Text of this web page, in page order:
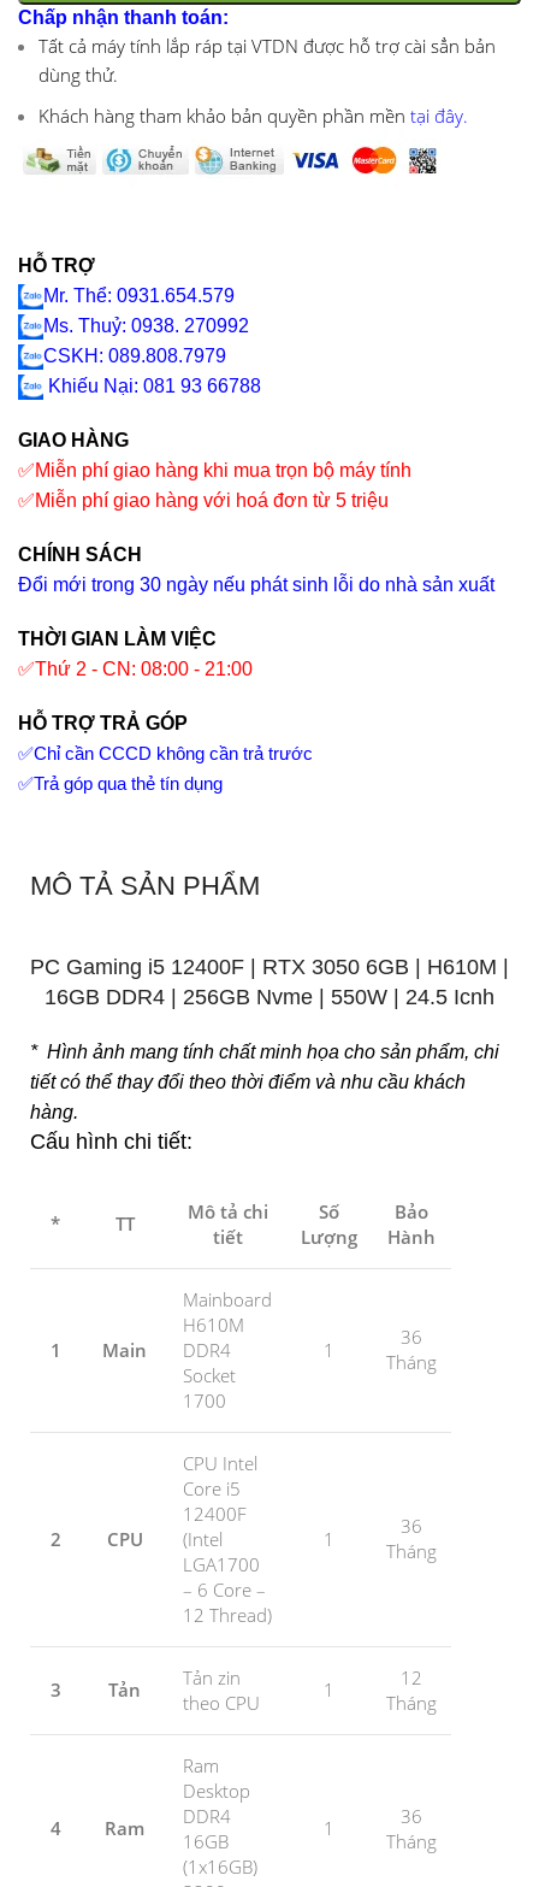
Chấp nhận thanh toán:
Tất cả máy tính lắp ráp tại VTDN được hỗ trợ cài sẳn bản
dùng thử.
Khách hàng tham khảo bản quyền phần mền tại đây.
HỖ TRỢ
Mr. Thể: 0931.654.579
Ms. Thuỷ: 0938. 270992
CSKH: 089.808.7979
Khiếu Nại: 081 93 66788
GIAO HÀNG
✅Miễn phí giao hàng khi mua trọn bộ máy tính
✅Miễn phí giao hàng với hoá đơn từ 5 triệu
CHÍNH SÁCH
Đổi mới trong 30 ngày nếu phát sinh lỗi do nhà sản xuất
THỜI GIAN LÀM VIỆC
✅Thứ 2 - CN: 08:00 - 21:00
HỖ TRỢ TRẢ GÓP
✅Chỉ cần CCCD không cần trả trước
✅Trả góp qua thẻ tín dụng
MÔ TẢ SẢN PHẨM
PC Gaming i5 12400F | RTX 3050 6GB | H610M |
16GB DDR4 | 256GB Nvme | 550W | 24.5 Icnh
* Hình ảnh mang tính chất minh họa cho sản phẩm, chi
tiết có thể thay đổi theo thời điểm và nhu cầu khách
hàng.
Cấu hình chi tiết:
* TT
Mô tả chi
tiết
Số
Lượng
Bảo
Hành
1 Main
Mainboard
H610M
DDR4
Socket
1700
1
36
Tháng
2 CPU
CPU Intel
Core i5
12400F
(Intel
LGA1700
– 6 Core –
12 Thread)
1
36
Tháng
3 Tản
Tản zin
theo CPU
1
12
Tháng
4 Ram
Ram
Desktop
DDR4
16GB
(1x16GB)
1
36
Tháng